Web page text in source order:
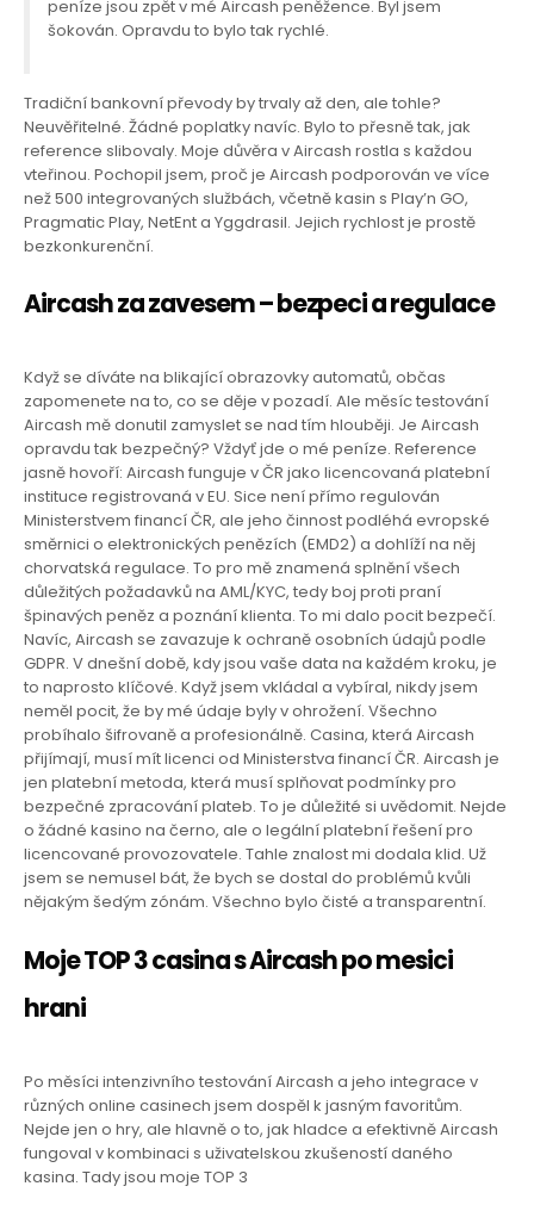
peníze jsou zpět v mé Aircash peněžence. Byl jsem
šokován. Opravdu to bylo tak rychlé.
Tradiční bankovní převody by trvaly až den, ale tohle?
Neuvěřitelné. Žádné poplatky navíc. Bylo to přesně tak, jak
reference slibovaly. Moje důvěra v Aircash rostla s každou
vteřinou. Pochopil jsem, proč je Aircash podporován ve více
než 500 integrovaných službách, včetně kasin s Play’n GO,
Pragmatic Play, NetEnt a Yggdrasil. Jejich rychlost je prostě
bezkonkurenční.
Aircash za zavesem – bezpeci a regulace
Když se díváte na blikající obrazovky automatů, občas
zapomenete na to, co se děje v pozadí. Ale měsíc testování
Aircash mě donutil zamyslet se nad tím hlouběji. Je Aircash
opravdu tak bezpečný? Vždyť jde o mé peníze. Reference
jasně hovoří: Aircash funguje v ČR jako licencovaná platební
instituce registrovaná v EU. Sice není přímo regulován
Ministerstvem financí ČR, ale jeho činnost podléhá evropské
směrnici o elektronických penězích (EMD2) a dohlíží na něj
chorvatská regulace. To pro mě znamená splnění všech
důležitých požadavků na AML/KYC, tedy boj proti praní
špinavých peněz a poznání klienta. To mi dalo pocit bezpečí.
Navíc, Aircash se zavazuje k ochraně osobních údajů podle
GDPR. V dnešní době, kdy jsou vaše data na každém kroku, je
to naprosto klíčové. Když jsem vkládal a vybíral, nikdy jsem
neměl pocit, že by mé údaje byly v ohrožení. Všechno
probíhalo šifrovaně a profesionálně. Casina, která Aircash
přijímají, musí mít licenci od Ministerstva financí ČR. Aircash je
jen platební metoda, která musí splňovat podmínky pro
bezpečné zpracování plateb. To je důležité si uvědomit. Nejde
o žádné kasino na černo, ale o legální platební řešení pro
licencované provozovatele. Tahle znalost mi dodala klid. Už
jsem se nemusel bát, že bych se dostal do problémů kvůli
nějakým šedým zónám. Všechno bylo čisté a transparentní.
Moje TOP 3 casina s Aircash po mesici
hrani
Po měsíci intenzivního testování Aircash a jeho integrace v
různých online casinech jsem dospěl k jasným favoritům.
Nejde jen o hry, ale hlavně o to, jak hladce a efektivně Aircash
fungoval v kombinaci s uživatelskou zkušeností daného
kasina. Tady jsou moje TOP 3